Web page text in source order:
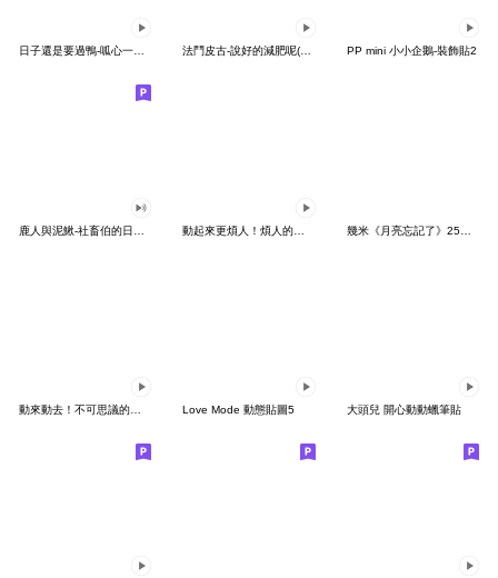
日子還是要過鴨-呱心一下鴨 法鬥皮古-說好的減肥呢(第15彈) PP mini 小小企鵝-裝飾貼2
幾米《月亮忘記了》25周年 x 晴天P莉
Love Mode 動態貼圖5 大頭兒 開心動動蠟筆貼